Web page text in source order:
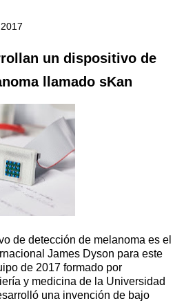
un dispositivo de
llamado sKan
de detección de melanoma es el
James Dyson para este
de 2017 formado por
y medicina de la Universidad
una invención de bajo